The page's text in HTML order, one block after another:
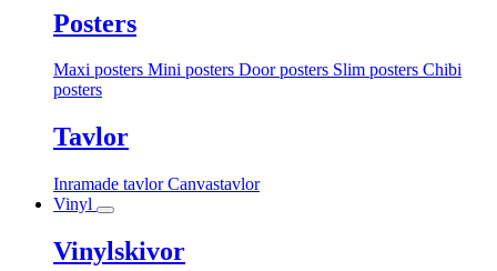
Posters
Maxi posters Mini posters Door posters Slim posters Chibi
posters
Tavlor
Inramade tavlorCanvastavlor
Vinyl
Vinylskivor